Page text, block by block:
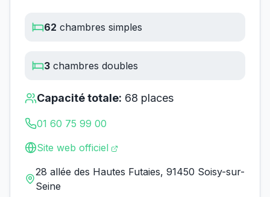
62 chambres simples
3 chambres doubles
Capacité totale: 68 places
01 60 75 99 00
Site web officiel
28 allée des Hautes Futaies, 91450 Soisy-sur-
Seine